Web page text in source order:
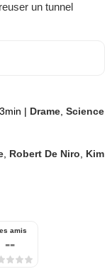
un tunnel
| Drame,Science
, Robert De Niro, Kim
amis
--